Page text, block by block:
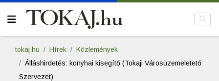
tokaj.hu Hírek
Közlemények
Álláshirdetés: konyhai kisegítő (Tokaji Városüzemeletető
Szervezet)